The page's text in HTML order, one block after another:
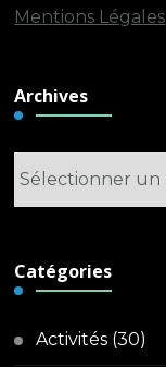
Mentions Légales
Archives
Catégories
Activités (30)